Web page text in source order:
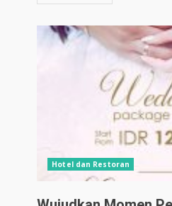
Hotel dan Restoran